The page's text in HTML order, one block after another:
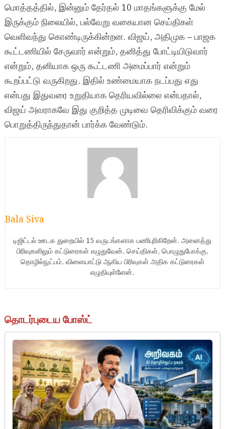
மொத்தத்தில், இன்னும் தேர்தல் 10 மாதங்களுக்கு மேல்
இருக்கும் நிலையில், பல்வேறு வகையான செய்திகள்
வெளிவந்து கொண்டிருக்கின்றன. விஜய், அதிமுக – பாஜக
கூட்டணியில் சேருவார் என்றும், தனித்து போட்டியிடுவார்
என்றும், தனியாக ஒரு கூட்டணி அமைப்பார் என்றும்
கூறப்பட்டு வருகிறது. இதில் உண்மையாக நடப்பது எது
என்பது இதுவரை உறுதியாக தெரியவில்லை என்பதால்,
விஜய் அவராகவே இது குறித்த முடிவை தெரிவிக்கும் வரை
பொறுத்திருந்துதான் பார்க்க வேண்டும்.
Bala Siva
டிஜிட்டல் ஊடக துறையில் 15 வருடங்களாக பணிபுரிகிறேன். அனைத்து
பிரிவுகளிலும் கட்டுரைகள் எழுதுவேன். செய்திகள், பொழுதுபோக்கு,
தொழில்நுட்பம், விளையாட்டு ஆகிய பிரிவுகள் அதிக கட்டுரைகள்
எழுதியுள்ளேன்.
தொடர்புடைய போஸ்ட்